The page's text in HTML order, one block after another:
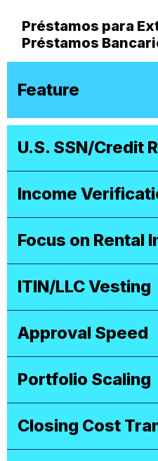
Préstamos para
Préstamos
Feature
U.S. SSN/Credit
Income
Focus on Rental
ITIN/LLC Vesting
Approval Speed
Portfolio Scaling
Closing Cost